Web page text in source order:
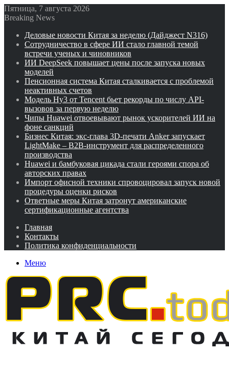
Пятница, 7 августа 2026
Breaking News
Деловые новости Китая за неделю (Дайджест N316)
Сотрудничество в сфере ИИ стало главной темой
встречи ученых и чиновников
ИИ DeepSeek повышает цены после запуска новых
моделей
Пенсионная система Китая сталкивается с проблемой
неактивных счетов
Модель Hy3 от Tencent бьет рекорды по числу API-
вызовов за первую неделю
Чипы Huawei отвоевывают рынок ускорителей ИИ на
фоне санкций
Бизнес Китая: экс-глава 3D-печати Anker запускает
LightMake – B2B-инструмент для распределенного
производства
Huawei и бамбуковая цикада стали героями спора об
авторских правах
Импорт офисной техники спровоцировал запуск новой
процедуры оценки рисков
Ответные меры Китая затронут американские
сертификационные агентства
Главная
Контакты
Политика конфиденциальности
Меню